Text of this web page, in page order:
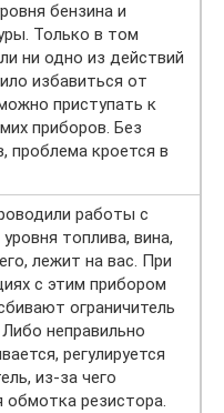
бензина и
Только в том
ни одно из действий
избавиться от
приступать к
приборов. Без
проблема кроется в
работы с
топлива, вина,
лежит на вас. При
с этим прибором
ограничитель
неправильно
регулируется
из-за чего
обмотка резистора.